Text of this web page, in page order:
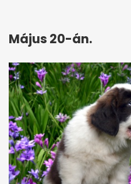
Május 20-án.